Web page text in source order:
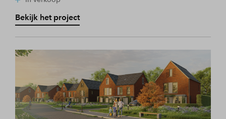
Bekijk het project